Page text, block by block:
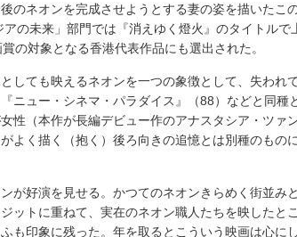
ネオンを完成させようとする妻の姿を描いたこ
の未来」部門では『消えゆく燈火』のタイトルで
の対象となる香港代表作品にも選出された。
ても映えるネオンを一つの象徴として、失われ
ニュー・シネマ・パラダイス』（88）などと同種
性（本作が長編デビュー作のアナスタシア・ツァン
よく描く（抱く）後ろ向きの追憶とは別種のもの
好演を見せる。かつてのネオンきらめく街並み
ットに重ねて、実在のネオン職人たちを映したと
も印象に残った。年を取るとこういう映画は心にし